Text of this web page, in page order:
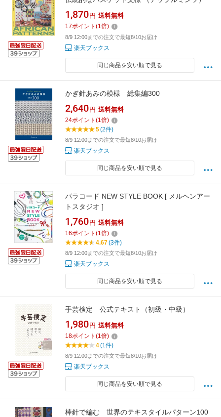
1,870 円 送料無料
17ポイント (1倍)
8/9 12:00までの注文で最短8/10お届け
楽天ブックス
同じ商品を安い順で見る
かぎ針あみの模様 総集編300
2,640 円 送料無料
24ポイント (1倍)
5(2件)
8/9 12:00までの注文で最短8/10お届け
楽天ブックス
同じ商品を安い順で見る
パラコード NEW STYLE BOOK [ メルヘンアー
トスタジオ ]
1,760 円 送料無料
16ポイント (1倍)
4.67(3件)
8/9 12:00までの注文で最短8/10お届け
楽天ブックス
同じ商品を安い順で見る
手芸検定 公式テキスト（初級・中級）
1,980 円 送料無料
18ポイント (1倍)
4(1件)
8/9 12:00までの注文で最短8/10お届け
楽天ブックス
同じ商品を安い順で見る
棒針で編む 世界のテキスタイルパターン100